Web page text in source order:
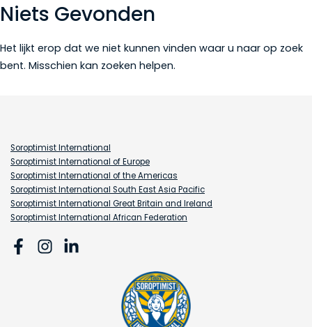
Niets Gevonden
Het lijkt erop dat we niet kunnen vinden waar u naar op zoek
bent. Misschien kan zoeken helpen.
Soroptimist International
Soroptimist International of Europe
Soroptimist International of the Americas
Soroptimist International South East Asia Pacific
Soroptimist International Great Britain and Ireland
Soroptimist International African Federation